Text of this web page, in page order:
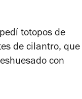
totopos de
de cilantro, que
con